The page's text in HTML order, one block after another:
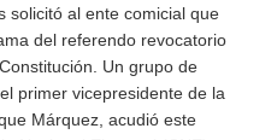
solicitó al ente comicial que
del referendo revocatorio
Un grupo de
primer vicepresidente de la
Márquez, acudió este